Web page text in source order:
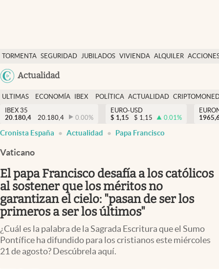
TORMENTA SEGURIDAD JUBILADOS VIVIENDA ALQUILER
USA
Actualidad
Economía y finanzas
Política
Actualidad
Criptomonedas
España
ULTIMAS
NOTICIAS
ECONOMÍA
FINANZAS
IBEX
EURO
POLÍTICA ACTUALIDAD
IBEX 35
20.180,4
20.180,4 0.00%
EURO-USD
$ 1,15 $ 1,15 0.01%
Cronista España Actualidad Papa Francisco
Vaticano
El papa Francisco desafía a los católicos
al sostener que los méritos no
garantizan el cielo: "pasan de ser los
primeros a ser los últimos"
¿Cuál es la palabra de la Sagrada Escritura que el Sumo
Pontífice ha difundido para los cristianos este miércoles
21 de agosto? Descúbrela aquí.